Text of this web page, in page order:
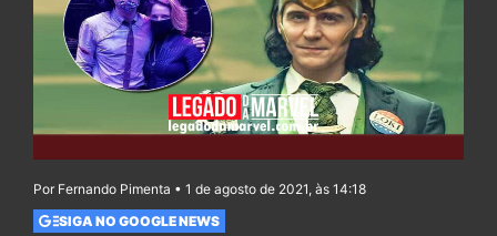
Por Fernando Pimenta • 1 de agosto de 2021, às 14:18
SIGA NO GOOGLE NEWS